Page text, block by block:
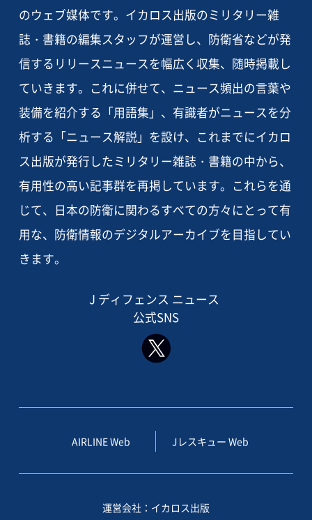
のウェブ媒体です。イカロス出版のミリタリー雑
誌・書籍の編集スタッフが運営し、防衛省などが発
信するリリースニュースを幅広く収集、随時掲載し
ていきます。これに併せて、ニュース頻出の言葉や
装備を紹介する「用語集」、有識者がニュースを分
析する「ニュース解説」を設け、これまでにイカロ
ス出版が発行したミリタリー雑誌・書籍の中から、
有用性の高い記事群を再掲しています。これらを通
じて、日本の防衛に関わるすべての方々にとって有
用な、防衛情報のデジタルアーカイブを目指してい
きます。
J ディフェンス ニュース
公式SNS
AIRLINE Web Jレスキュー Web
運営会社：イカロス出版